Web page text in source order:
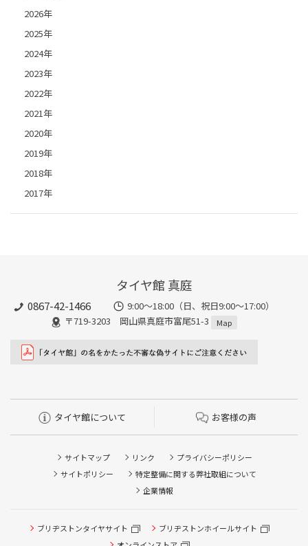
2026年
2025年
2024年
2023年
2022年
2021年
2020年
2019年
2018年
2017年
タイヤ館 真庭
0867-42-1466
9:00～18:00（日、祝日9:00～17:00）
〒719-3203 岡山県真庭市富尾51-3
Map
タイヤ館について お客様の声
サイトマップ リンク
プライバシーポリシー
サイトポリシー
特定整備に関する弊社取組について
企業情報
ブリヂストンタイヤサイト
ブリヂストンホイールサイト